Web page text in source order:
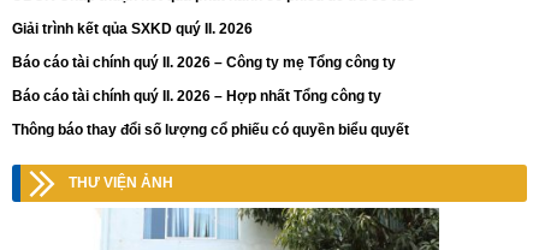
Giải trình kết qủa SXKD quý II. 2026
Báo cáo tài chính quý II. 2026 – Công ty mẹ Tổng công ty
Báo cáo tài chính quý II. 2026 – Hợp nhất Tổng công ty
Thông báo thay đổi số lượng cổ phiếu có quyền biểu quyết
THƯ VIỆN ẢNH